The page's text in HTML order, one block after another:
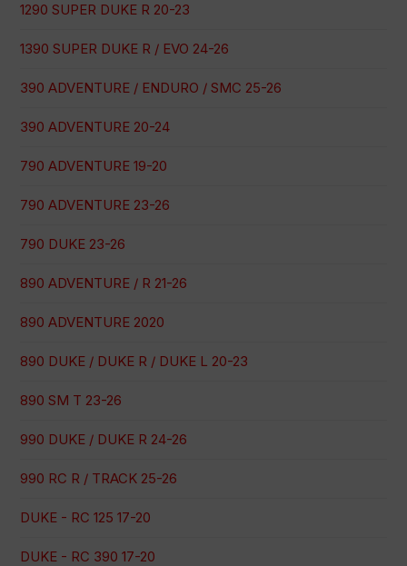
1290 SUPER DUKE R 20-23
1390 SUPER DUKE R / EVO 24-26
390 ADVENTURE / ENDURO / SMC 25-26
390 ADVENTURE 20-24
790 ADVENTURE 19-20
790 ADVENTURE 23-26
790 DUKE 23-26
890 ADVENTURE / R 21-26
890 ADVENTURE 2020
890 DUKE / DUKE R / DUKE L 20-23
890 SM T 23-26
990 DUKE / DUKE R 24-26
990 RC R / TRACK 25-26
DUKE - RC 125 17-20
DUKE - RC 390 17-20